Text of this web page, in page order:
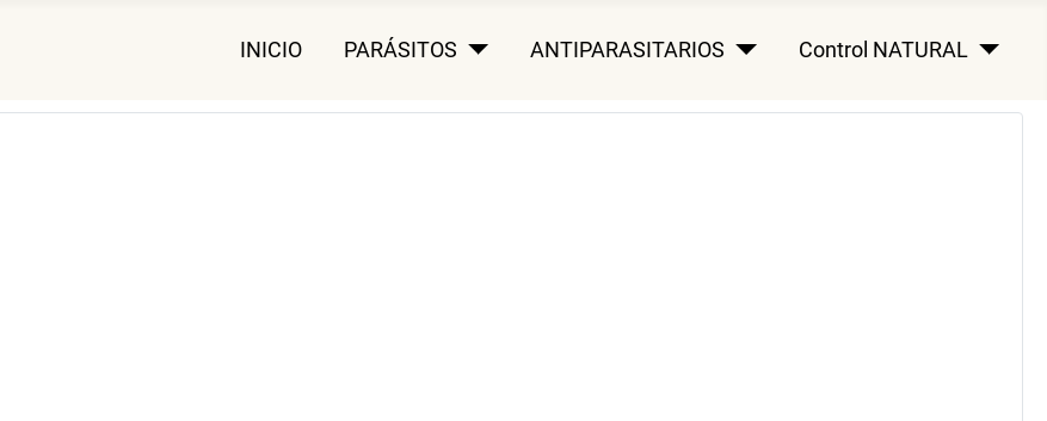
INICIO PARÁSITOS ANTIPARASITARIOS Control NATURAL